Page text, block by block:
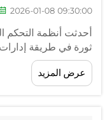
2026-01-08 09:30:00
أحدثت أنظمة التحكم
ثورة في طريقة إدارات
الطعام مع تحسين
التحكم في درجة
الطعام، بل يساهم
عرض المزيد